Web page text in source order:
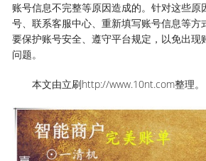
账号信息不完整等原因造成的。针对这些原
号、联系客服中心、重新填写账号信息等方
要保护账号安全、遵守平台规定，以免出现
问题。
本文由立刷http://www.10nt.com整理。